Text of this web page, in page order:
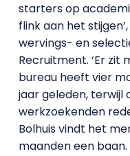
starters op
flink aan het
wervings- en
Recruitment. ‘Er zit
bureau heeft vier
jaar geleden, terwijl
werkzoekenden
Bolhuis vindt het
maanden een baan.